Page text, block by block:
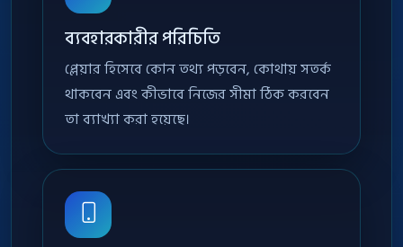
ব্যবহারকারীর পরিচিতি
প্লেয়ার হিসেবে কোন তথ্য পড়বেন, কোথায় সতর্ক
থাকবেন এবং কীভাবে নিজের সীমা ঠিক করবেন
তা ব্যাখ্যা করা হয়েছে।